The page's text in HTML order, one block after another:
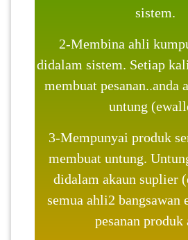
sistem.
2-Membina ahli
didalam sistem. Setiap
membuat pesanan..anda
untung
3-Mempunyai produk
membuat untung.
didalam akaun suplier
semua ahli2 bangsawan
pesanan produk
KEDAH(13)
TERENGGANU(12)
SABAH(0)
SARAWAK(2)